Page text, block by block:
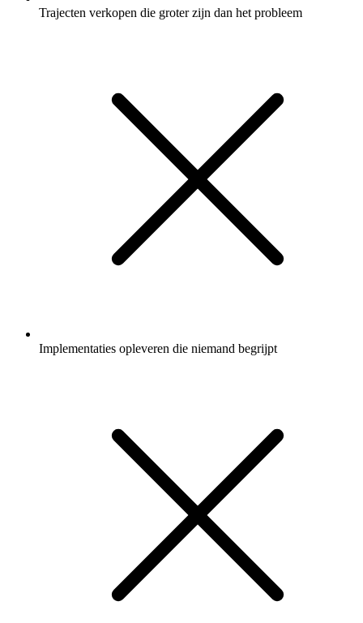
Trajecten verkopen die groter zijn dan het probleem
Implementaties opleveren die niemand begrijpt